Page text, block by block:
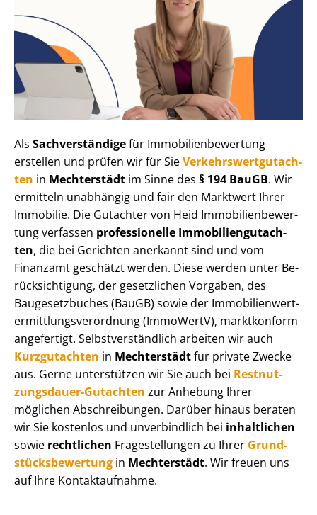
Als Sachverständigefür Im­mo­bi­li­en­be­wer­tung
erstellen und prüfen wir für SieVer­kehrs­wert­gut­ach­
ten in Mechterstädt im Sinne des § 194 BauGB. Wir
ermitteln unabhängig und fair den Marktwert Ihrer
Immobilie. Die Gutachter von Heid Im­mo­bi­li­en­be­wer­
tung verfassen professionelle Im­mo­bi­li­en­gut­ach­
ten, die bei Gerichten anerkannt sind und vom
Finanzamt geschätzt werden. Diese werden unter Be­
rück­sich­ti­gung, der gesetzlichen Vorgaben, des
Baugesetzbuches (BauGB) sowie der Im­mo­bi­li­en­wert­
ermitt­lungs­ver­ord­nung (ImmoWertV), marktkonform
angefertigt. Selbst­ver­ständ­lich arbeiten wir auch
Kurzgutachten in Mechterstädtfür private Zwecke
aus. Gerne unterstützen wir Sie auch bei Rest­nut­
zungs­dau­er-Gutachten zur Anhebung Ihrer
möglichen Abschreibungen. Darüber hinaus beraten
wir Sie kostenlos und unverbindlich bei inhaltlichen
sowie rechtlichen Fragestellungen zu Ihrer Grund­
stücks­be­wer­tung in Mechterstädt. Wir freuen uns
auf Ihre Kontaktaufnahme.